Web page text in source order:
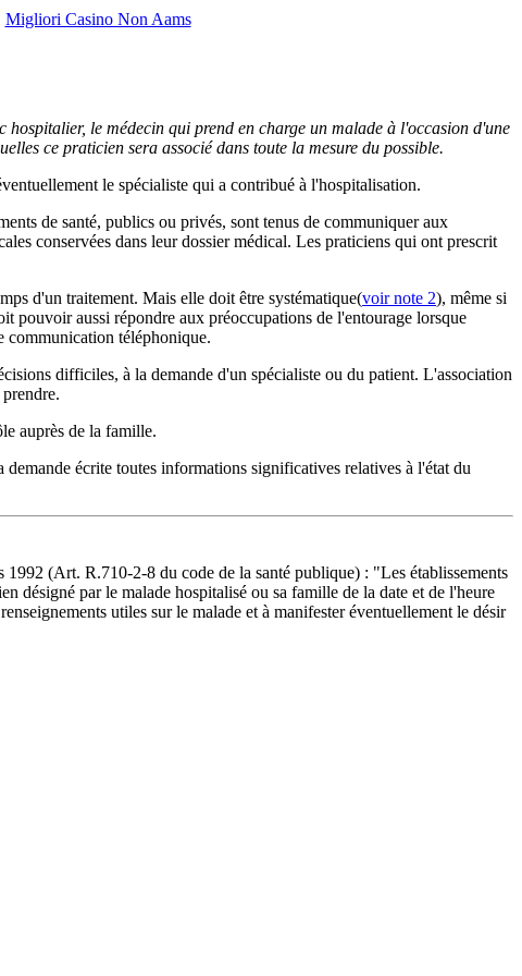
Migliori Casino Non Aams
le médecin qui prend en charge un malade à l'occasion d'une
ce praticien sera associé dans toute la mesure du possible.
le spécialiste qui a contribué à l'hospitalisation.
de santé, publics ou privés, sont tenus de communiquer aux
conservées dans leur dossier médical. Les praticiens qui ont prescrit
d'un traitement. Mais elle doit être systématique(voir note 2), même si
pouvoir aussi répondre aux préoccupations de l'entourage lorsque
communication téléphonique.
difficiles, à la demande d'un spécialiste ou du patient. L'association
auprès de la famille.
écrite toutes informations significatives relatives à l'état du
(Art. R.710-2-8 du code de la santé publique) : "Les établissements
désigné par le malade hospitalisé ou sa famille de la date et de l'heure
utiles sur le malade et à manifester éventuellement le désir